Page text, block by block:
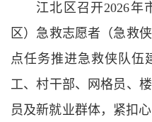
江北区召开2026
区）急救志愿者（急救
点任务推进急救侠队伍
工、村干部、网格员、
员及新就业群体，紧扣